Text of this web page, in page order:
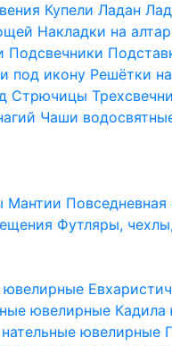
КупелиЛадан
Накладки на
Подсвечники
под икону Решётки
Стрючицы
Чаши
Мантии
Футляры,
ювелирные
ювелирные Кадила
ювелирные